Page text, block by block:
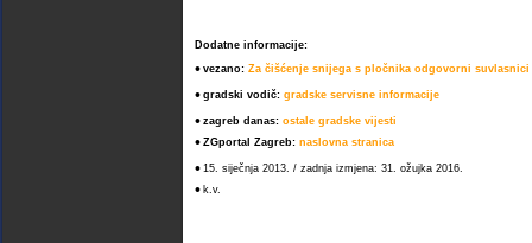
Dodatne informacije:
• vezano: Za čišćenje snijega s pločnika odgovorni suvlasnici
• gradski vodič: gradske servisne informacije
• zagreb danas: ostale gradske vijesti
• ZGportal Zagreb: naslovna stranica
• 15. siječnja 2013. / zadnja izmjena: 31. ožujka 2016.
• k.v.